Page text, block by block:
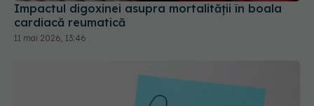
Impactul digoxinei asupra mortalității în boala
cardiacă reumatică
11 mai 2026, 13:46